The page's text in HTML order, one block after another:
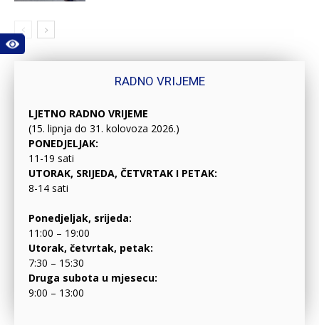
RADNO VRIJEME
LJETNO RADNO VRIJEME
(15. lipnja do 31. kolovoza 2026.)
PONEDJELJAK:
11-19 sati
UTORAK, SRIJEDA, ČETVRTAK I PETAK:
8-14 sati
Ponedjeljak, srijeda:
11:00 – 19:00
Utorak, četvrtak, petak:
7:30 – 15:30
Druga subota u mjesecu:
9:00 – 13:00